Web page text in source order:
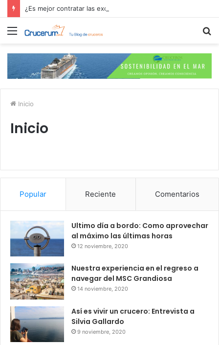
Menú
Inicio
Inicio
Popular Reciente Comentarios
Ultimo día a bordo: Como aprovechar
al máximo las últimas horas
12 noviembre, 2020
Nuestra experiencia en el regreso a
navegar del MSC Grandiosa
14 noviembre, 2020
Así es vivir un crucero: Entrevista a
Silvia Gallardo
9 noviembre, 2020